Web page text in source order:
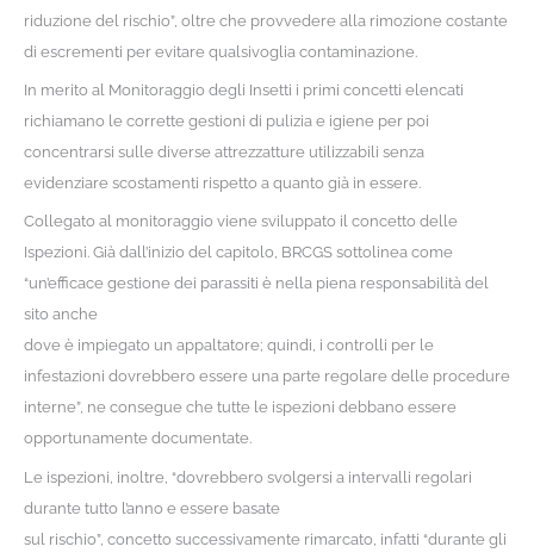
riduzione del rischio”, oltre che provvedere alla rimozione costante
di escrementi per evitare qualsivoglia contaminazione.
In merito al Monitoraggio degli Insetti i primi concetti elencati
richiamano le corrette gestioni di pulizia e igiene per poi
concentrarsi sulle diverse attrezzatture utilizzabili senza
evidenziare scostamenti rispetto a quanto già in essere.
Collegato al monitoraggio viene sviluppato il concetto delle
Ispezioni. Già dall’inizio del capitolo, BRCGS sottolinea come
“un’efficace gestione dei parassiti è nella piena responsabilità del
sito anche
dove è impiegato un appaltatore; quindi, i controlli per le
infestazioni dovrebbero essere una parte regolare delle procedure
interne”, ne consegue che tutte le ispezioni debbano essere
opportunamente documentate.
Le ispezioni, inoltre, “dovrebbero svolgersi a intervalli regolari
durante tutto l’anno e essere basate
sul rischio”, concetto successivamente rimarcato, infatti “durante gli